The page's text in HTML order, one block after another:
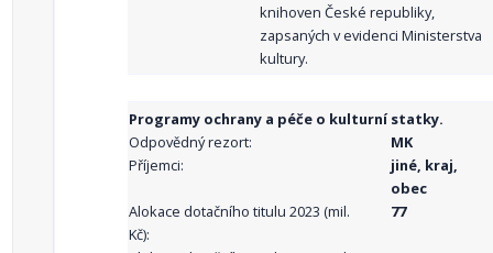
knihoven České republiky,
zapsaných v evidenci Ministerstva
kultury.
Programy ochrany a péče o kulturní statky.
Odpovědný rezort:
MK
Příjemci:
jiné, kraj,
obec
Alokace dotačního titulu 2023 (mil.
Kč):
77